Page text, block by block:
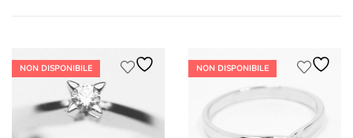
NON DISPONIBILE NON DISPONIBILE